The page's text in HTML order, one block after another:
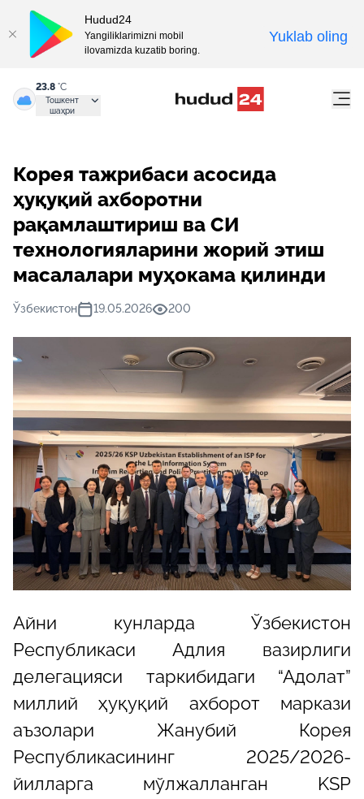
23.8 °C
Тошкент
шаҳри
Корея тажрибаси асосида
ҳуқуқий ахборотни
рақамлаштириш ва СИ
технологияларини жорий этиш
масалалари муҳокама қилинди
Ўзбекистон 19.05.2026 200
Айни кунларда Ўзбекистон
Республикаси Адлия вазирлиги
делегацияси таркибидаги “Адолат”
миллий ҳуқуқий ахборот маркази
аъзолари Жанубий Корея
Республикасининг 2025/2026-
йилларга мўлжалланган KSP
Hudud24
Yangiliklarimizni mobil
ilovamizda kuzatib boring.
Yuklab oling